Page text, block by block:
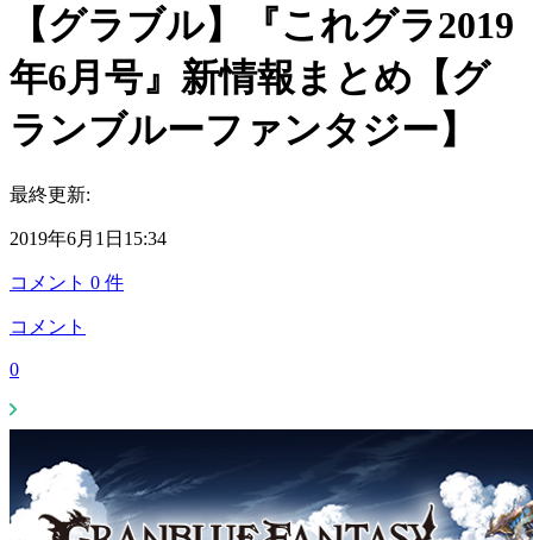
【グラブル】『これグラ2019
年6月号』新情報まとめ【グ
ランブルーファンタジー】
最終更新:
2019年6月1日15:34
コメント 0 件
コメント
0